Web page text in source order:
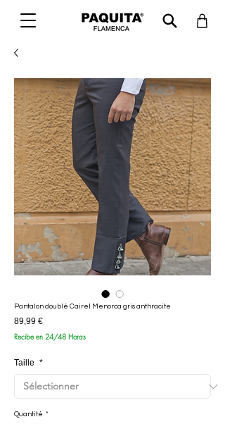
Pantalon doublé Cairel Menorca gris anthracite
89,99 €Prix
Recibe en 24/48 Horas
Taille *
Quantité *